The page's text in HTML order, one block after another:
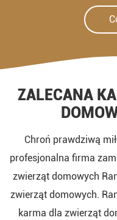
ZALECANA
Chroń prawdziwą
profesjonalna firma
zwierząt domowych
zwierząt domowych.
karma dla zwierząt